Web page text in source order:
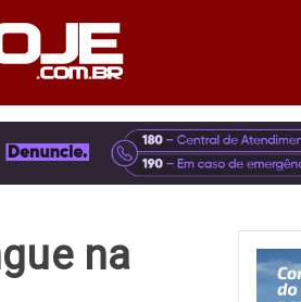
FALE CONOSCO
na